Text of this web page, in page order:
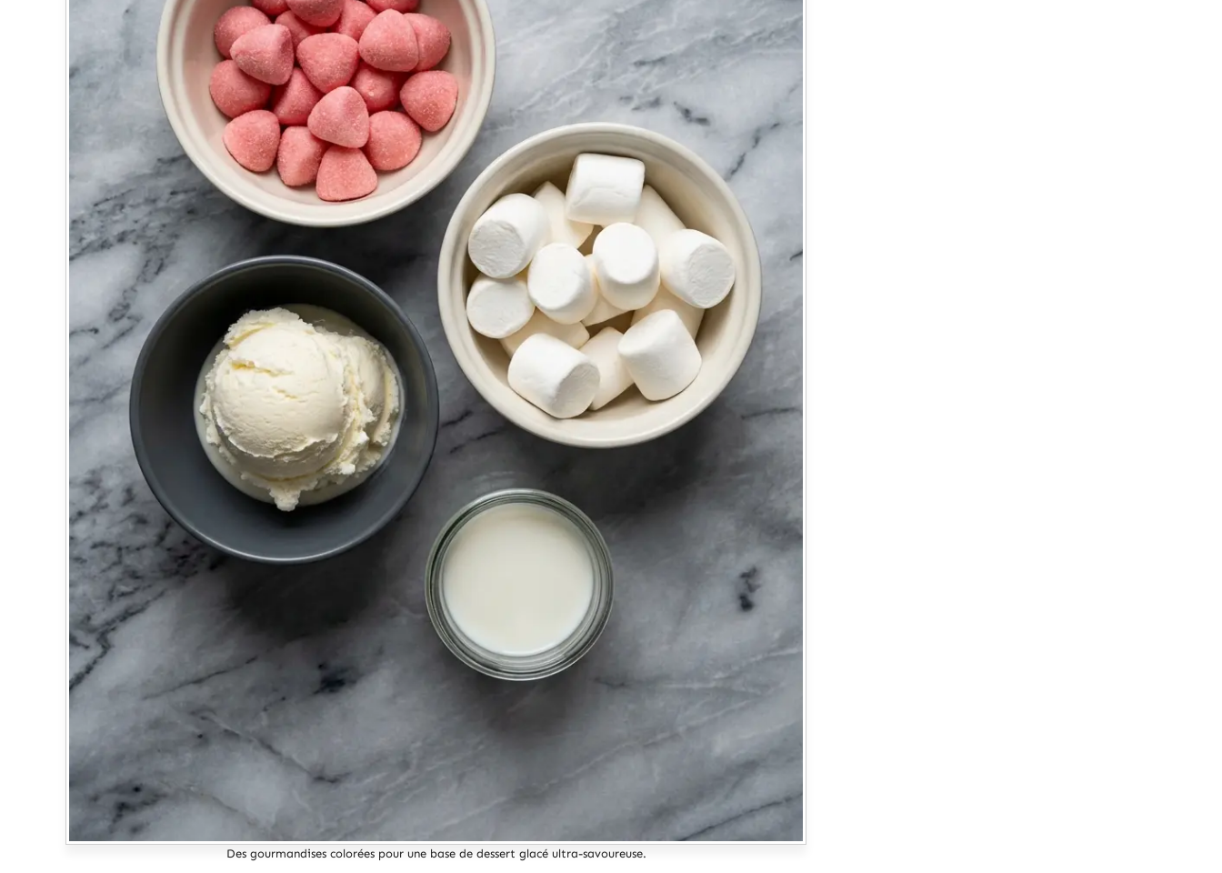
Des gourmandises colorées pour une base de dessert glacé ultra-savoureuse.